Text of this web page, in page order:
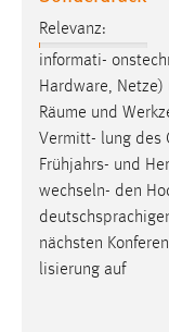
Relevanz:
informati-
Hardware,
Räume und
Vermitt- lung des
Frühjahrs- und
wechseln- den
nächsten
lisierung auf